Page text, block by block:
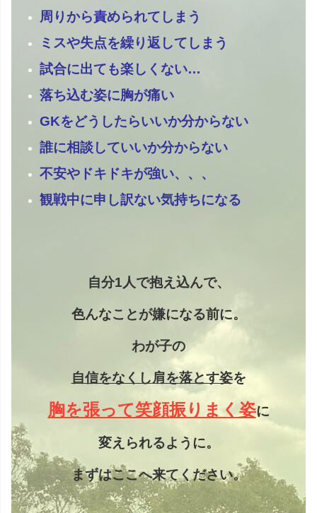
周りから責められてしまう
ミスや失点を繰り返してしまう
試合に出ても楽しくない…
落ち込む姿に胸が痛い
GKをどうしたらいいか分からない
誰に相談していいか分からない
不安やドキドキが強い、、、
観戦中に申し訳ない気持ちになる
自分1人で抱え込んで、
色んなことが嫌になる前に。
わが子の
自信をなくし肩を落とす姿を
胸を張って笑顔振りまく姿に
変えられるように。
まずはここへ来てください。